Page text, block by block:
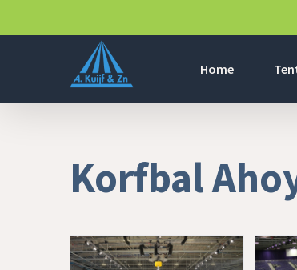
Home
Korfbal